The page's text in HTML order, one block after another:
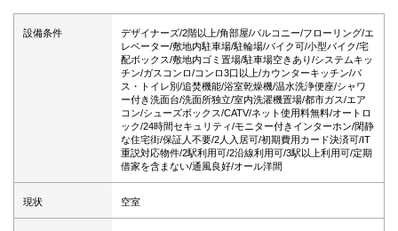
設備条件
デザイナーズ/2階以上/角部屋/バルコニー/フローリング/エ
レベーター/敷地内駐車場/駐輪場/バイク可/小型バイク/宅
配ボックス/敷地内ゴミ置場/駐車場空きあり/システムキッ
チン/ガスコンロ/コンロ3口以上/カウンターキッチン/バ
ス・トイレ別/追焚機能/浴室乾燥機/温水洗浄便座/シャワ
ー付き洗面台/洗面所独立/室内洗濯機置場/都市ガス/エア
コン/シューズボックス/CATV/ネット使用料無料/オートロ
ック/24時間セキュリティ/モニター付きインターホン/閑静
な住宅街/保証人不要/2人入居可/初期費用カード決済可/IT
重説対応物件/2駅利用可/2沿線利用可/3駅以上利用可/定期
借家を含まない/通風良好/オール洋間
現状 空室